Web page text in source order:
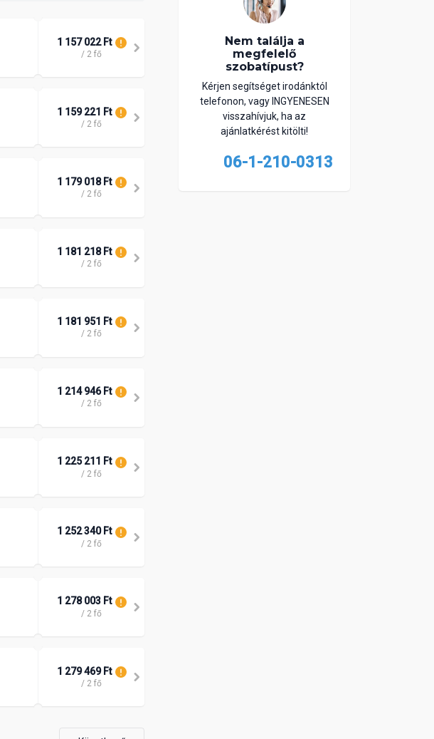
1 157 022 Ft
/ 2 fő
1 159 221 Ft
/ 2 fő
1 179 018 Ft
/ 2 fő
1 181 218 Ft
/ 2 fő
1 181 951 Ft
/ 2 fő
1 214 946 Ft
/ 2 fő
1 225 211 Ft
/ 2 fő
1 252 340 Ft
/ 2 fő
1 278 003 Ft
/ 2 fő
1 279 469 Ft
/ 2 fő
Nem találja a
megfelelő
szobatípust?
Kérjen segítséget irodánktól
telefonon, vagy INGYENESEN
visszahívjuk, ha az
ajánlatkérést kitölti!
06-1-210-0313